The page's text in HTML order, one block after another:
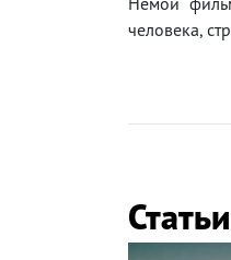
человека,